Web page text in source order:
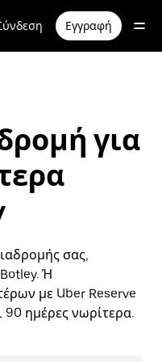
Εγγραφή
για
σας,
Ή
με Uber Reserve
90 ημέρες νωρίτερα.